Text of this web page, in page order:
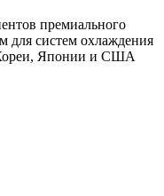
премиального
для систем охлаждения
Японии и США